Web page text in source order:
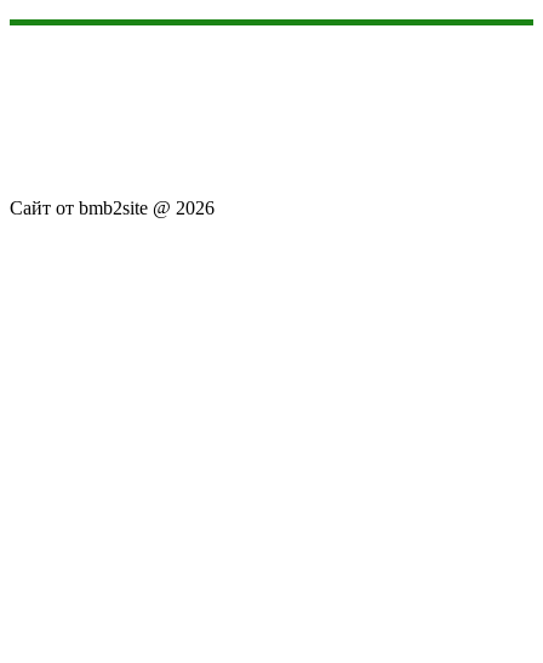
Сайт от bmb2site @ 2026